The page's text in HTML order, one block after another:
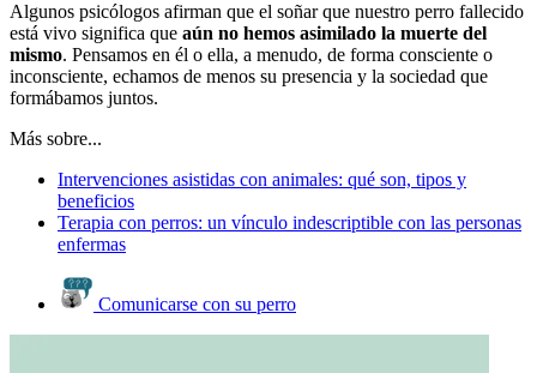
Algunos psicólogos afirman que el soñar que nuestro perro fallecido
está vivo significa que aún no hemos asimilado la muerte del
mismo. Pensamos en él o ella, a menudo, de forma consciente o
inconsciente, echamos de menos su presencia y la sociedad que
formábamos juntos.
Más sobre...
Intervenciones asistidas con animales: qué son, tipos y
beneficios
Terapia con perros: un vínculo indescriptible con las personas
enfermas
Comunicarse con su perro